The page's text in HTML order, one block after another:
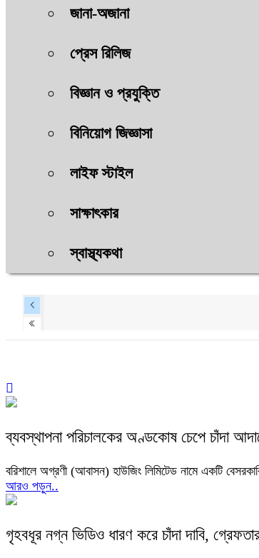
জানা-অজানা
প্রেস রিলিজ
বিজ্ঞান ও প্রযুক্তি
বিনিয়োগ জিজ্ঞাসা
লাইফ স্টাইল
সাক্ষাৎকার
স্বাস্থ্যকথা
ব্যবস্থাপনা পরিচালকের অণ্ডকোষ চেপে চাঁদা
বরিশালে অগ্রণী (আবাসন) হাউজিং লিমিটেড নামে একটি
আরও পড়ুন..
গৃহবধূর নগ্ন ভিডিও ধারণ করে চাঁদা দাবি,